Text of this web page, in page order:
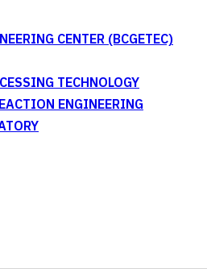
CENTER (BCGETEC)
TECHNOLOGY
ENGINEERING